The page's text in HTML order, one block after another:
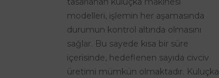
modelleri, işlemin her aşamasında
durumun kontrol altında olmasını
sağlar. Bu sayede kısa bir süre
içerisinde, hedeflenen sayıda civciv
üretimi mümkün olmaktadır. Kuluçka